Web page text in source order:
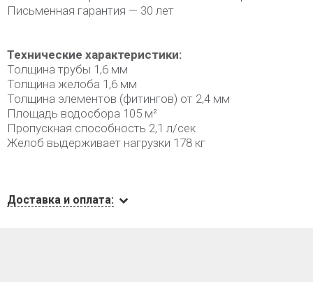
Письменная гарантия — 30 лет
Технические характеристики:
Толщина трубы 1,6 мм
Толщина желоба 1,6 мм
Толщина элементов (фитингов) от 2,4 мм
Площадь водосбора 105 м²
Пропускная способность 2,1 л/сек
Желоб выдерживает нагрузки 178 кг
Доставка и оплата: